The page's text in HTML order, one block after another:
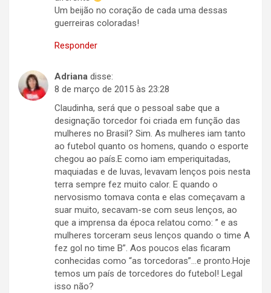
Um beijão no coração de cada uma dessas
guerreiras coloradas!
Responder
Adriana disse:
8 de março de 2015 às 23:28
Claudinha, será que o pessoal sabe que a
designação torcedor foi criada em função das
mulheres no Brasil? Sim. As mulheres iam tanto
ao futebol quanto os homens, quando o esporte
chegou ao país.E como iam emperiquitadas,
maquiadas e de luvas, levavam lenços pois nesta
terra sempre fez muito calor. E quando o
nervosismo tomava conta e elas começavam a
suar muito, secavam-se com seus lenços, ao
que a imprensa da época relatou como: ” e as
mulheres torceram seus lenços quando o time A
fez gol no time B”. Aos poucos elas ficaram
conhecidas como “as torcedoras”…e pronto.Hoje
temos um país de torcedores do futebol! Legal
isso não?